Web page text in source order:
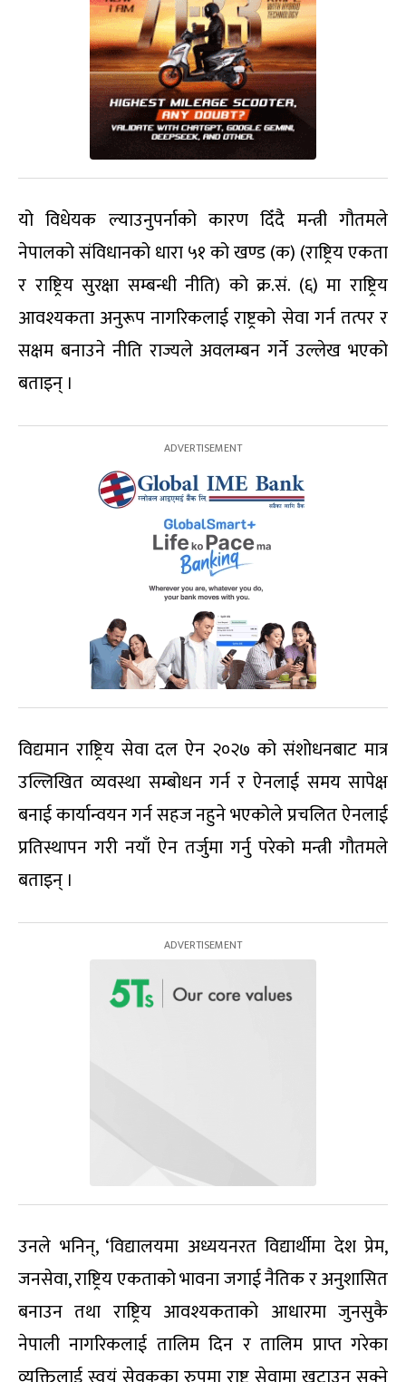
यो विधेयक ल्याउनुपर्नाको कारण दिँदै मन्त्री गौतमले
नेपालको संविधानको धारा ५१ को खण्ड (क) (राष्ट्रिय एकता
र राष्ट्रिय सुरक्षा सम्बन्धी नीति) को क्र.सं. (६) मा राष्ट्रिय
आवश्यकता अनुरूप नागरिकलाई राष्ट्रको सेवा गर्न तत्पर र
सक्षम बनाउने नीति राज्यले अवलम्बन गर्ने उल्लेख भएको
बताइन् ।
विद्यमान राष्ट्रिय सेवा दल ऐन २०२७ को संशोधनबाट मात्र
उल्लिखित व्यवस्था सम्बोधन गर्न र ऐनलाई समय सापेक्ष
बनाई कार्यान्वयन गर्न सहज नहुने भएकोले प्रचलित ऐनलाई
प्रतिस्थापन गरी नयाँ ऐन तर्जुमा गर्नु परेको मन्त्री गौतमले
बताइन् ।
उनले भनिन्, ‘विद्यालयमा अध्ययनरत विद्यार्थीमा देश प्रेम,
जनसेवा, राष्ट्रिय एकताको भावना जगाई नैतिक र अनुशासित
बनाउन तथा राष्ट्रिय आवश्यकताको आधारमा जुनसुकै
नेपाली नागरिकलाई तालिम दिन र तालिम प्राप्त गरेका